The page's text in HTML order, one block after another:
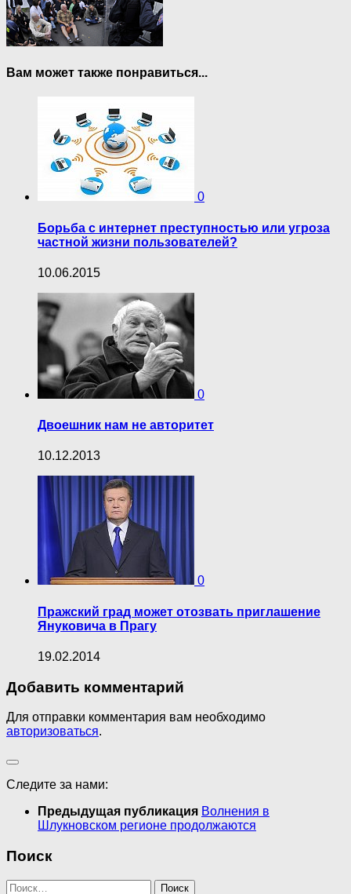
Вам может также понравиться...
0
Борьба с интернет преступностью или угроза
частной жизни пользователей?
10.06.2015
0
Двоешник нам не авторитет
10.12.2013
0
Пражский град может отозвать приглашение
Януковича в Прагу
19.02.2014
Добавить комментарий
Для отправки комментария вам необходимо
авторизоваться.
Следите за нами:
Предыдущая публикация Волнения в
Шлукновском регионе продолжаются
Поиск
Найти: